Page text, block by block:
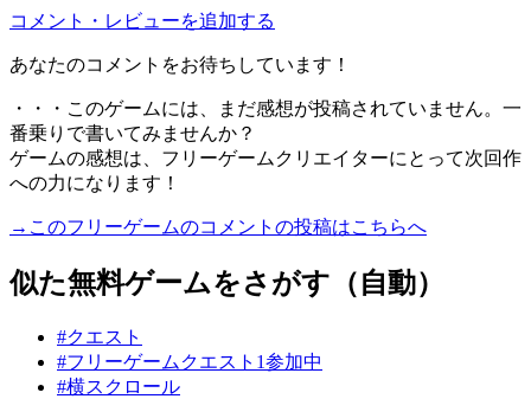
コメント・レビューを追加する
あなたのコメントをお待ちしています！
・・・このゲームには、まだ感想が投稿されていません。一
番乗りで書いてみませんか？
ゲームの感想は、フリーゲームクリエイターにとって次回作
への力になります！
→このフリーゲームのコメントの投稿はこちらへ
似た無料ゲームをさがす（自動）
#クエスト
#フリーゲームクエスト1参加中
#横スクロール